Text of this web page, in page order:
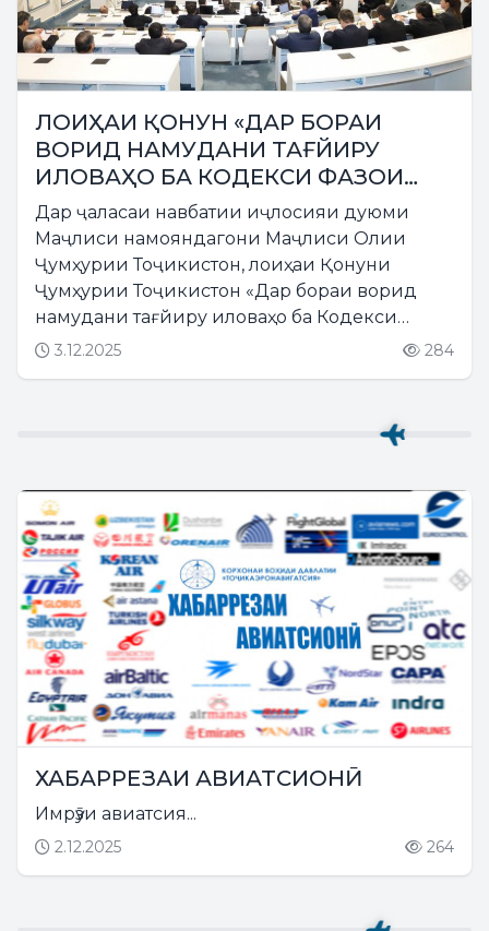
ЛОИҲАИ ҚОНУН «ДАР БОРАИ
ВОРИД НАМУДАНИ ТАҒЙИРУ
ИЛОВАҲО БА КОДЕКСИ ФАЗОИ
ҲАВОИИ ҶУМҲУРИИ
ТОҶИКИСТОН» МУҲОКИМА
ГАРДИД
Дар ҷаласаи навбатии иҷлосияи дуюми
Маҷлиси намояндагони Маҷлиси Олии
Ҷумҳурии Тоҷикистон, лоиҳаи Қонуни
Ҷумҳурии Тоҷикистон «Дар бораи ворид
намудани тағйиру иловаҳо ба Кодекси
фазои ҳавоии Ҷумҳурии Тоҷикистон»
3.12.2025 284
ХАБАРРЕЗАИ АВИАТСИОНӢ
Имрӯзи авиатсия...
2.12.2025 264